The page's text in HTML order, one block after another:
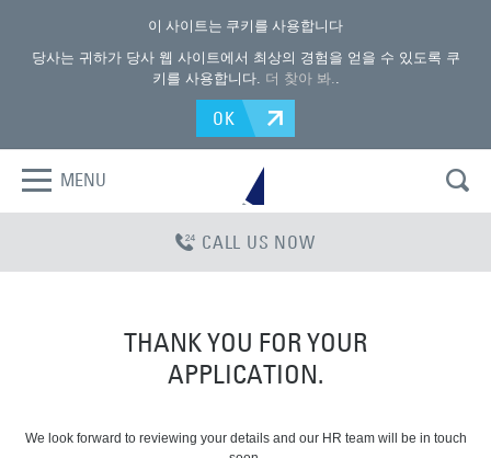
이 사이트는 쿠키를 사용합니다
당사는 귀하가 당사 웹 사이트에서 최상의 경험을 얻을 수 있도록 쿠
키를 사용합니다. 더 찾아 봐..
OK
MENU
CALL US NOW
THANK YOU FOR YOUR
APPLICATION.
We look forward to reviewing your details and our HR team will be in touch